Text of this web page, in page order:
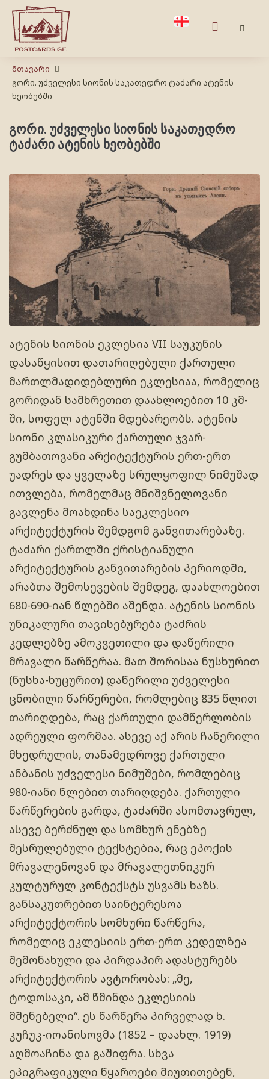
Მთავარი
გორი. უძველესი სიონის საკათედრო ტაძარი ატენის
ხეობებში
გორი. უძველესი სიონის საკათედრო
ტაძარი ატენის ხეობებში
ატენის სიონის ეკლესია VII საუკუნის
დასაწყისით დათარიღებული ქართული
მართლმადიდებლური ეკლესიაა, რომელიც
გორიდან სამხრეთით დაახლოებით 10 კმ-
ში, სოფელ ატენში მდებარეობს. ატენის
სიონი კლასიკური ქართული ჯვარ-
გუმბათოვანი არქიტექტურის ერთ-ერთ
უადრეს და ყველაზე სრულყოფილ ნიმუშად
ითვლება, რომელმაც მნიშვნელოვანი
გავლენა მოახდინა საეკლესიო
არქიტექტურის შემდგომ განვითარებაზე.
ტაძარი ქართლში ქრისტიანული
არქიტექტურის განვითარების პერიოდში,
არაბთა შემოსევების შემდეგ, დაახლოებით
680-690-იან წლებში აშენდა. ატენის სიონის
უნიკალური თავისებურება ტაძრის
კედლებზე ამოკვეთილი და დაწერილი
მრავალი წარწერაა. მათ შორისაა ნუსხურით
(ნუსხა-ხუცურით) დაწერილი უძველესი
ცნობილი წარწერები, რომლებიც 835 წლით
თარიღდება, რაც ქართული დამწერლობის
ადრეული ფორმაა. ასევე აქ არის ჩაწერილი
მხედრულის, თანამედროვე ქართული
ანბანის უძველესი ნიმუშები, რომლებიც
980-იანი წლებით თარიღდება. ქართული
წარწერების გარდა, ტაძარში ასომთავრულ,
ასევე ბერძნულ და სომხურ ენებზე
შესრულებული ტექსტებია, რაც ეპოქის
მრავალენოვან და მრავალეთნიკურ
კულტურულ კონტექსტს უსვამს ხაზს.
განსაკუთრებით საინტერესოა
არქიტექტორის სომხური წარწერა,
რომელიც ეკლესიის ერთ-ერთ კედელზეა
შემონახული და პირდაპირ ადასტურებს
არქიტექტორის ავტორობას: „მე,
ტოდოსაკი, ამ წმინდა ეკლესიის
მშენებელი“. ეს წარწერა პირველად ხ.
კუჩუკ-იოანისოვმა (1852 – დაახლ. 1919)
აღმოაჩინა და გაშიფრა. სხვა
ეპიგრაფიკული წყაროები მიუთითებენ,